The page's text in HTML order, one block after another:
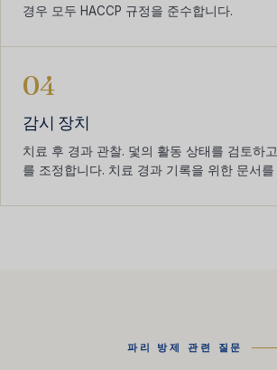
경우 모두 HACCP 규정을 준수합니다.
04
감시 장치
치료 후 경과 관찰. 덫의 활동 상태를 검토하
를 조정합니다. 치료 경과 기록을 위한 문서
파리 방제 관련 질문